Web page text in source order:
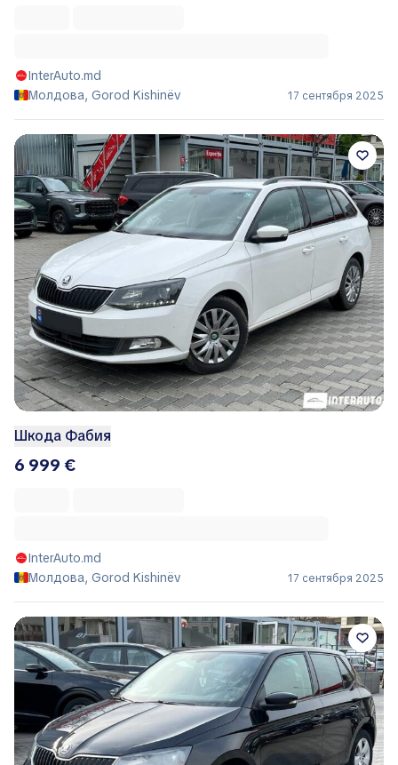
InterAuto.md
Молдова, Gorod Kishinëv
17 сентября 2025
Шкода Фабия
6 999 €
InterAuto.md
Молдова, Gorod Kishinëv
17 сентября 2025